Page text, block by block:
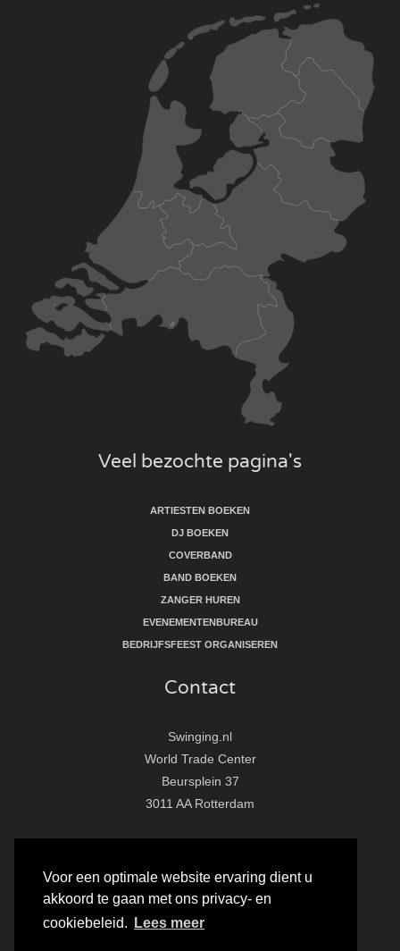
Voor een optimale website ervaring dient u
akkoord te gaan met ons privacy- en
cookiebeleid.
Lees meer
Veel bezochte pagina's
ARTIESTEN BOEKEN
DJ BOEKEN
COVERBAND
BAND BOEKEN
ZANGER HUREN
EVENEMENTENBUREAU
BEDRIJFSFEEST ORGANISEREN
Contact
Swinging.nl
World Trade Center
Beursplein 37
3011 AA Rotterdam
E:
info@swinging.nl
F I